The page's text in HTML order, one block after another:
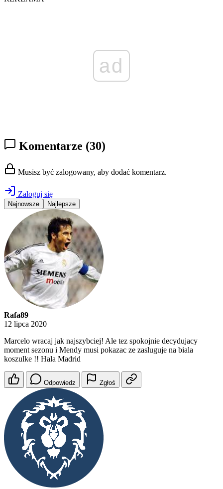
ad
Komentarze (30)
Musisz być zalogowany, aby dodać komentarz.
Zaloguj się
Najnowsze Najlepsze
Rafa89
12 lipca 2020
Marcelo wracaj jak najszybciej! Ale tez spokojnie decydujacy
moment sezonu i Mendy musi pokazac ze zasluguje na biala
koszulke !! Hala Madrid
Odpowiedz Zgłoś